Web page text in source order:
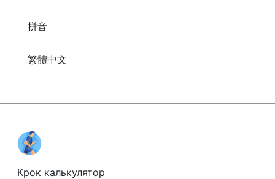
拼音
繁體中文
Крок калькулятор